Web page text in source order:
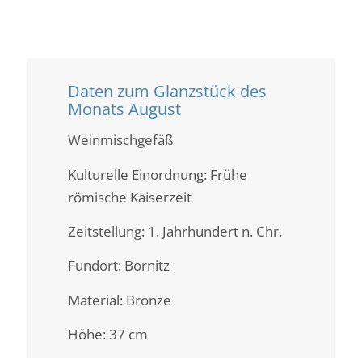
Daten zum Glanzstück des
Monats August
Weinmischgefäß
Kulturelle Einordnung: Frühe
römische Kaiserzeit
Zeitstellung: 1. Jahrhundert n. Chr.
Fundort: Bornitz
Material: Bronze
Höhe: 37 cm